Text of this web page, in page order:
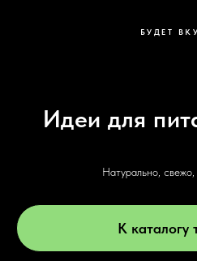
БУДЕТ
Идеи для
Натурально, свежо,
К каталогу